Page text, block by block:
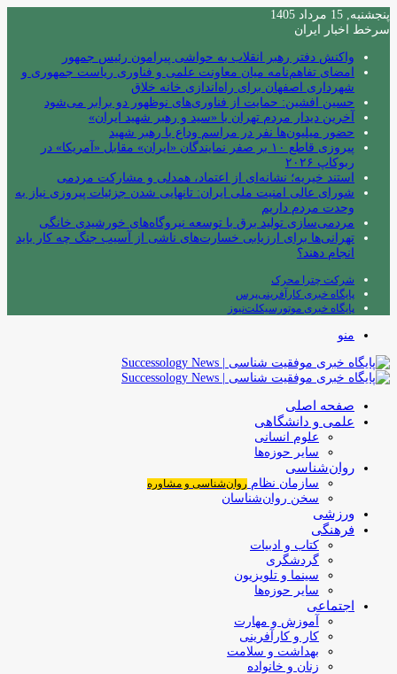
پنجشنبه, 15 مرداد 1405
سرخط اخبار ایران
واکنش دفتر رهبر انقلاب به حواشی پیرامون رئیس جمهور
امضای تفاهم‌نامه میان معاونت علمی و فناوری ریاست جمهوری و
شهرداری اصفهان برای راه‌اندازی خانه خلاق
حسین افشین: حمایت از فناوری‌های نوظهور دو برابر می‌شود
آخرین دیدار مردم تهران با «سید و رهبر شهید ایران»
حضور میلیون‌ها نفر در مراسم وداع با رهبر شهید
پیروزی قاطع ۱۰ بر صفر نمایندگان «ایران» مقابل «آمریکا» در
ربوکاپ ۲۰۲۶
استند خیریه؛ نشانه‌ای از اعتماد، همدلی و مشارکت مردمی
شورای عالی امنیت ملی ایران: تانهایی شدن جزئیات پیروزی نیاز به
وحدت مردم داریم
مردمی‌سازی تولید برق با توسعه نیروگاه‌های خورشیدی خانگی
تهرانی‌ها برای ارزیابی خسارت‌های ناشی از آسیب جنگ چه کار باید
انجام دهند؟
شرکت چترا محرک
پایگاه خبری کارآفرینی‌پرس
پایگاه خبری موتورسیکلت‌نیوز
منو
صفحه اصلی
علمی و دانشگاهی
علوم انسانی
سایر حوزه‌ها
روان‌شناسی
سازمان نظام روان‌شناسی و مشاوره
سخن روان‌شناسان
ورزشی
فرهنگی
کتاب و ادبیات
گردشگری
سینما و تلویزیون
سایر حوزه‌ها
اجتماعی
آموزش و مهارت
کار و کارآفرینی
بهداشت و سلامت
زنان و خانواده